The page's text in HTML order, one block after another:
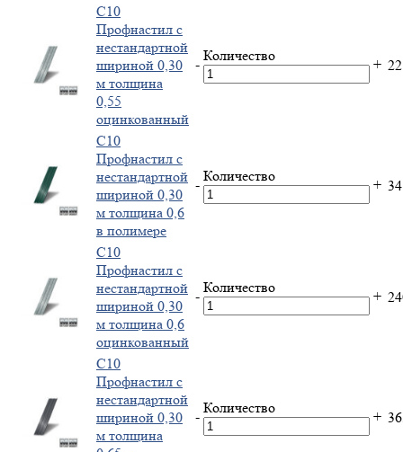
С10
Профнастил с
нестандартной
шириной 0,30
м толщина
0,55
оцинкованный
-
Количество
+
С10
Профнастил с
нестандартной
шириной 0,30
м толщина 0,6
в полимере
-
Количество
+
С10
Профнастил с
нестандартной
шириной 0,30
м толщина 0,6
оцинкованный
-
Количество
+
С10
Профнастил с
нестандартной
шириной 0,30
м толщина
-
Количество
+